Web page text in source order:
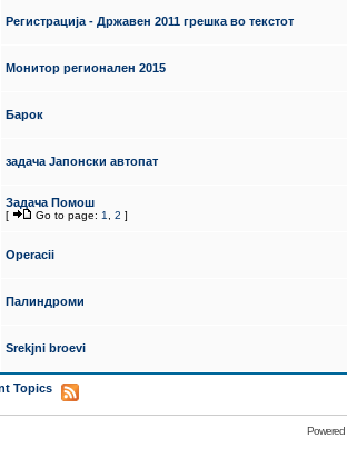
Регистрација - Државен 2011 грешка во текстот
Монитор регионален 2015
Барок
задача Јапонски автопат
Задача Помош
[ Go to page: 1 2 ]
Operacii
Палиндроми
Srekjni broevi
Topics